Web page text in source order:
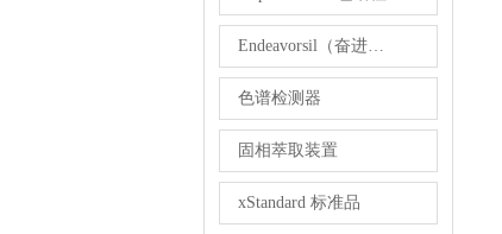
Endeavorsil（奋进）1.8 µm UHPLC柱
色谱检测器
固相萃取装置
xStandard 标准品